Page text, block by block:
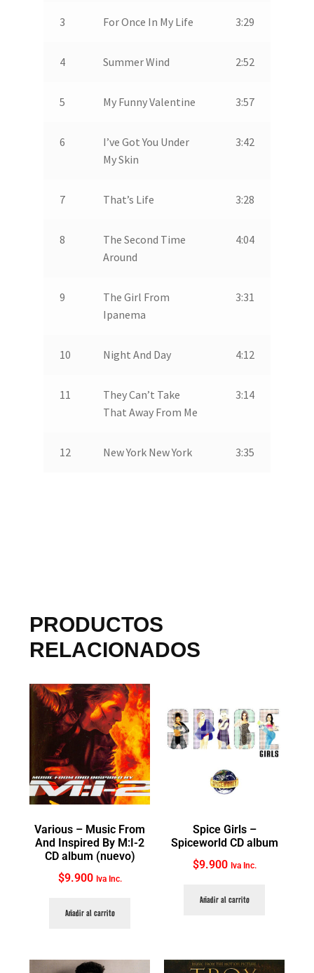
3 For Once In My Life 3:29
4 Summer Wind 2:52
5 My Funny Valentine 3:57
6
I’ve Got You Under
My Skin
3:42
7 That’s Life 3:28
8
The Second Time
Around
4:04
9
The Girl From
Ipanema
3:31
10 Night And Day 4:12
11
They Can’t Take
That Away From Me
3:14
12 New York New York 3:35
PRODUCTOS
RELACIONADOS
Various ‎– Music From
And Inspired By M:I-2
CD album (nuevo)
$9.900 Iva Inc.
Añadir al carrito
Spice Girls ‎–
Spiceworld CD album
$9.900 Iva Inc.
Añadir al carrito